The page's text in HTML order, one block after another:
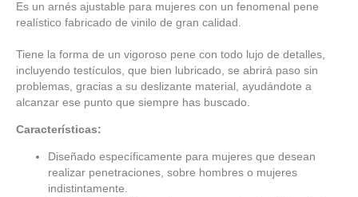
Es un arnés ajustable para mujeres con un fenomenal pene
realístico fabricado de vinilo de gran calidad.
Tiene la forma de un vigoroso pene con todo lujo de detalles,
incluyendo testículos, que bien lubricado, se abrirá paso sin
problemas, gracias a su deslizante material, ayudándote a
alcanzar ese punto que siempre has buscado.
Características:
Diseñado específicamente para mujeres que desean
realizar penetraciones, sobre hombres o mujeres
indistintamente.